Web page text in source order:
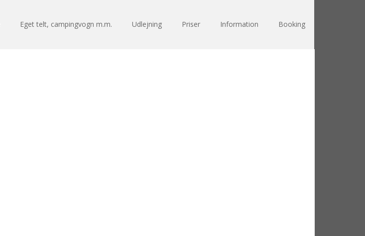
Eget telt, campingvogn m.m. Udlejning Priser Information Booking